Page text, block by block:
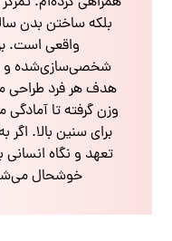
بلکه ساختن بدن
واقعی است.
شخصی‌سازی‌شده و
هدف هر فرد طراحی
وزن گرفته تا
برای سنین بالا.
تعهد و نگاه
خوشحال